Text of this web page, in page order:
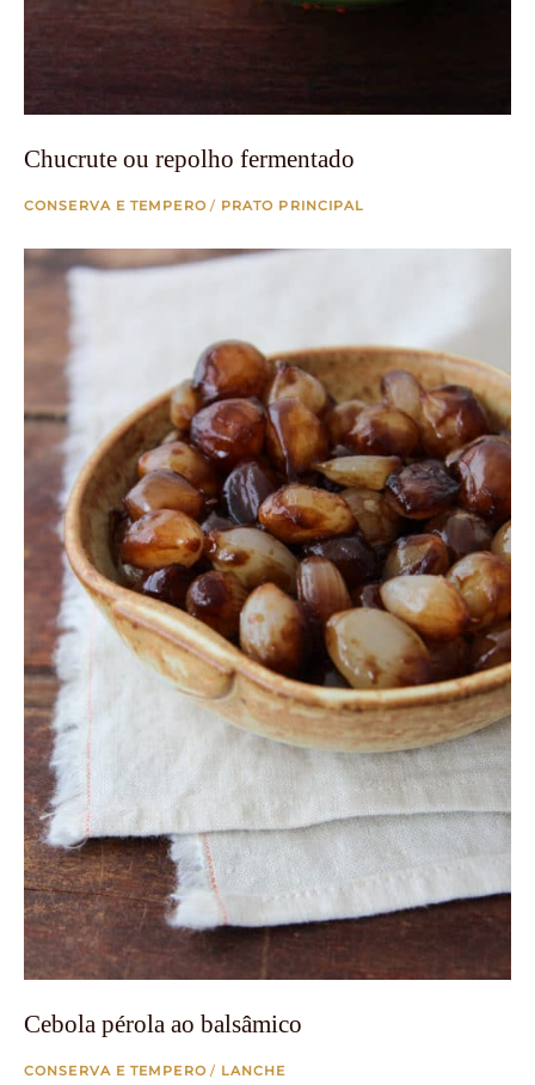
Chucrute ou repolho fermentado
CONSERVA E TEMPERO / PRATO PRINCIPAL
Cebola pérola ao balsâmico
CONSERVA E TEMPERO / LANCHE